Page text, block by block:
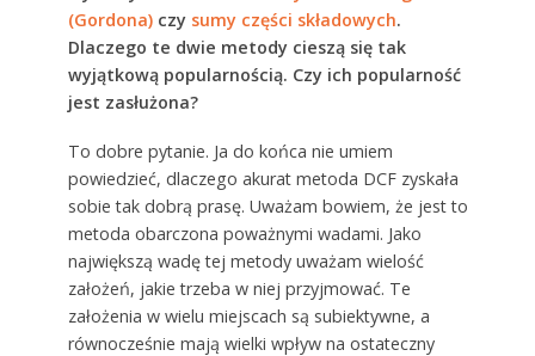
(Gordona)czy sumy części składowych.
Dlaczego te dwie metody cieszą się tak
wyjątkową popularnością. Czy ich popularność
jest zasłużona?
To dobre pytanie. Ja do końca nie umiem
powiedzieć, dlaczego akurat metoda DCF zyskała
sobie tak dobrą prasę. Uważam bowiem, że jest to
metoda obarczona poważnymi wadami. Jako
największą wadę tej metody uważam wielość
założeń, jakie trzeba w niej przyjmować. Te
założenia w wielu miejscach są subiektywne, a
równocześnie mają wielki wpływ na ostateczny